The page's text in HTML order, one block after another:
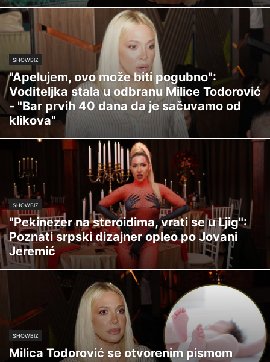
SHOWBIZ
"Apelujem, ovo može biti pogubno":
Voditeljka stala u odbranu Milice Todorović
- "Bar prvih 40 dana da je sačuvamo od
klikova"
SHOWBIZ
"Pekinezer na steroidima, vrati se u Ljig":
Poznati srpski dizajner opleo po Jovani
Jeremić
SHOWBIZ
Milica Todorović se otvorenim pismom